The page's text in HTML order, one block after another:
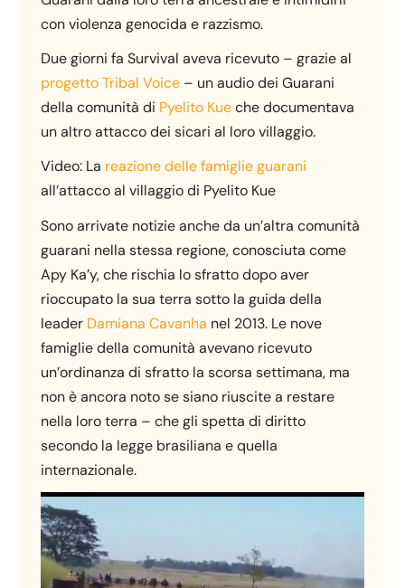
con violenza genocida e razzismo.
Due giorni fa Survival aveva ricevuto – grazie al
progetto Tribal Voice – un audio dei Guarani
della comunità di Pyelito Kueche documentava
un altro attacco dei sicari al loro villaggio.
Video: La reazione delle famiglie guarani
all’attacco al villaggio di Pyelito Kue
Sono arrivate notizie anche da un’altra comunità
guarani nella stessa regione, conosciuta come
Apy Ka’y, che rischia lo sfratto dopo aver
rioccupato la sua terra sotto la guida della
leader Damiana Cavanha nel 2013. Le nove
famiglie della comunità avevano ricevuto
un’ordinanza di sfratto la scorsa settimana, ma
non è ancora noto se siano riuscite a restare
nella loro terra – che gli spetta di diritto
secondo la legge brasiliana e quella
internazionale.